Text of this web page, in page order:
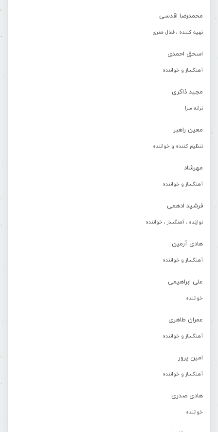
محمدرضا اقدسی
تهیه کننده ، فعال هنری
اسحق احمدی
آهنگساز و خواننده
مجید ذاکری
ترانه سرا
معین راهبر
تنظیم کننده و خواننده
مهرشاد
آهنگساز و خواننده
فرشید ادهمی
نوازنده ، آهنگساز ، خواننده
هادی آرمین
آهنگساز و خواننده
علی ابراهیمی
خواننده
عمران طاهری
آهنگساز و خواننده
امین پرور
آهنگساز و خواننده
هادی صدری
خواننده